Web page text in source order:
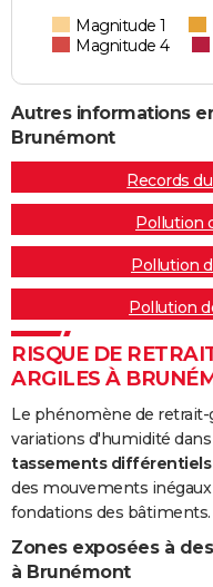
Magnitude 1
Magnitude 4
Autres informations
Brunémont
Records
Pollution
Pollution
Pollution
RISQUE DE
ARGILES À
Le phénomène de retrait-
variations d'humidité
tassements différentiels
des mouvements inégaux
fondations des bâtiments.
Zones exposées à
à Brunémont